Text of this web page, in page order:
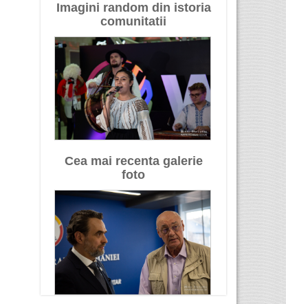
Imagini random din istoria
comunitatii
Cea mai recenta galerie
foto